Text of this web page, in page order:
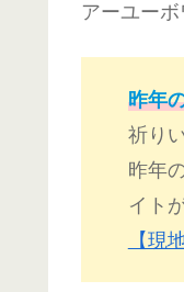
アーユーボ
昨年
祈り
昨年
イト
【現